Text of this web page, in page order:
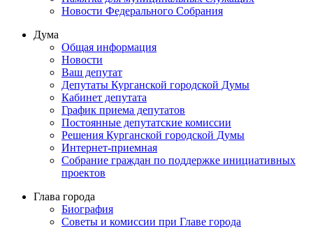
Новости Федерального Cобрания
Дума
Общая информация
Новости
Ваш депутат
Депутаты Курганской городской Думы
Кабинет депутата
График приема депутатов
Постоянные депутатские комиссии
Решения Курганской городской Думы
Интернет-приемная
Собрание граждан по поддержке инициативных
проектов
Глава города
Биография
Советы и комиссии при Главе города